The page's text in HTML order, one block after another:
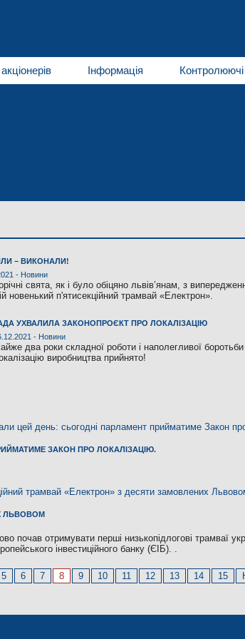
Інформація Контролюючі
– ВИКОНАЛИ!
- Новини
свята, як і було обіцяно львів’янам, з
новенький п'ятисекційний трамвай «Електрон».
УХВАЛИЛА ЗАКОНОПРОЄКТ ПРО ЛОКАЛІЗАЦІЮ
- Новини
два роки складної роботи і наполегливої
виробництва прийнято!
ЗАКОН ПРО ЛОКАЛІЗАЦІЮ.
ЛЬВОВОМ
почав отримувати перші низькопідлогові трамваї
інвестиційного банку (ЄІБ). .
5 6 7 8 9 10 11 12 13 14 15